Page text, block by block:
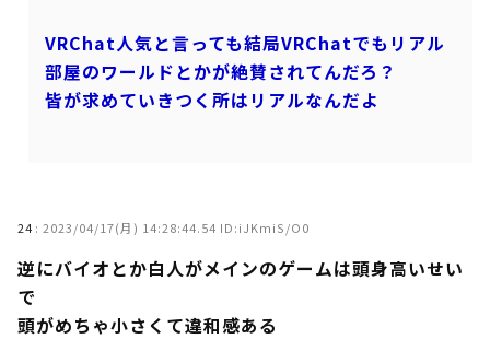
VRChat人気と言っても結局VRChatでもリアル
部屋のワールドとかが絶賛されてんだろ？
皆が求めていきつく所はリアルなんだよ
24 : 2023/04/17(月) 14:28:44.54 ID:iJKmiS/O0
逆にバイオとか白人がメインのゲームは頭身高いせい
で
頭がめちゃ小さくて違和感ある